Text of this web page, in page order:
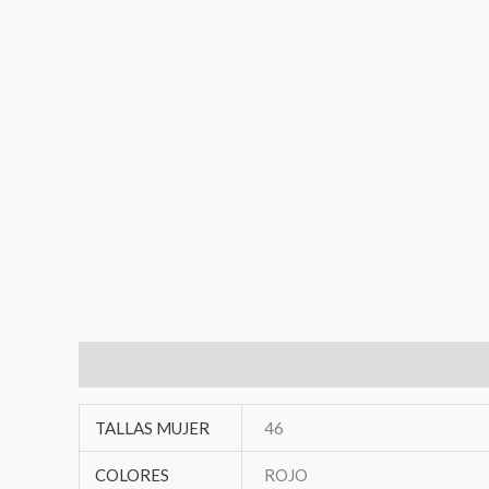
TALLAS MUJER 46
COLORES ROJO